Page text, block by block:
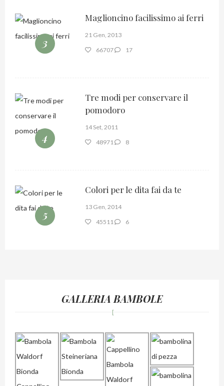
3
Maglioncino facilissimo ai ferri
21 Gen, 2013
66707
17
4
Tre modi per conservare il
pomodoro
14 Set, 2011
48971
8
5
Colori per le dita fai da te
13 Gen, 2014
45511
6
GALLERIA BAMBOLE